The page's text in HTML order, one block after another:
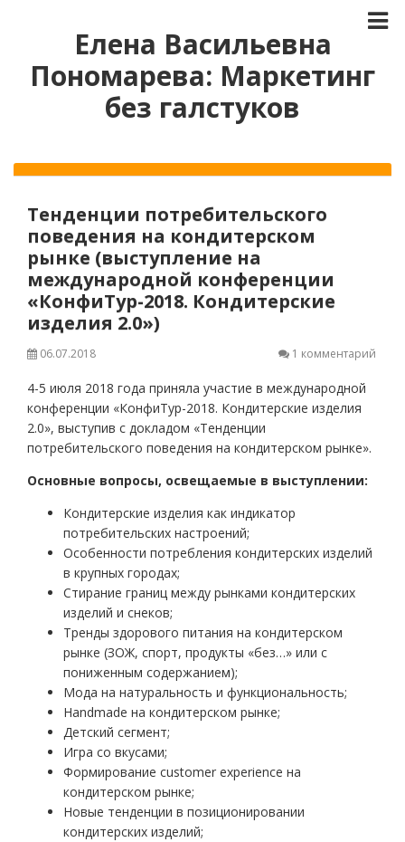
Елена Васильевна
Пономарева: Маркетинг
без галстуков
Тенденции потребительского
поведения на кондитерском
рынке (выступление на
международной конференции
«КонфиТур-2018. Кондитерские
изделия 2.0»)
06.07.2018 1 комментарий
4-5 июля 2018 года приняла участие в международной
конференции «КонфиТур-2018. Кондитерские изделия
2.0», выступив с докладом «Тенденции
потребительского поведения на кондитерском рынке».
Основные вопросы, освещаемые в выступлении:
Кондитерские изделия как индикатор
потребительских настроений;
Особенности потребления кондитерских изделий
в крупных городах;
Стирание границ между рынками кондитерских
изделий и снеков;
Тренды здорового питания на кондитерском
рынке (ЗОЖ, спорт, продукты «без…» или с
пониженным содержанием);
Мода на натуральность и функциональность;
Handmade на кондитерском рынке;
Детский сегмент;
Игра со вкусами;
Формирование customer experience на
кондитерском рынке;
Новые тенденции в позиционировании
кондитерских изделий;